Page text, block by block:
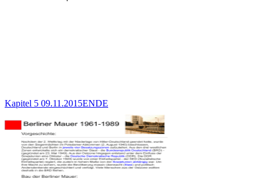
Kapitel 5 09.11.2015ENDE